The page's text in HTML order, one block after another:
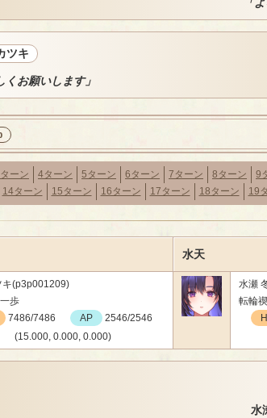
ツキ
くお願いします」
ーン 4ターン 5ターン 6ターン 7ターン 8ターン 9
14ターン 15ターン 16ターン 17ターン 18ターン 19
水天
キ(p3p001209)
歩
7486/7486 AP
2546/2546
(15.000, 0.000, 0.000)
水瀬
転輪
水